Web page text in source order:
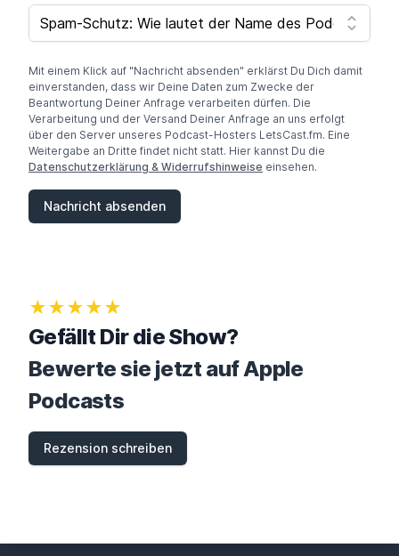
F
O
A
R
E
A
H
U
M
E
T
H
I
S
F
I
L
SPAM CAPTCHA
Mit einem Klick auf "Nachricht absenden" erklärst Du Dich damit
einverstanden, dass wir Deine Daten zum Zwecke der
Beantwortung Deiner Anfrage verarbeiten dürfen. Die
Verarbeitung und der Versand Deiner Anfrage an uns erfolgt
über den Server unseres Podcast-Hosters LetsCast.fm. Eine
Weitergabe an Dritte findet nicht statt. Hier kannst Du die
Datenschutzerklärung & Widerrufshinweise einsehen.
Nachricht absenden
★★★★★
Gefällt Dir die Show?
Bewerte sie jetzt auf Apple
Podcasts
Rezension schreiben